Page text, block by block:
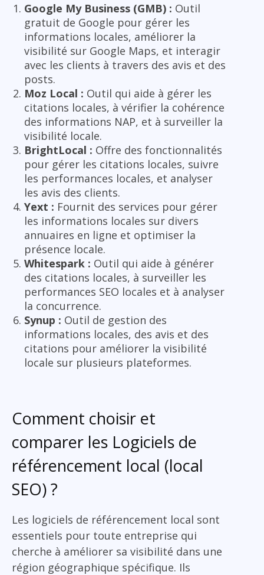
Google My Business (GMB) : Outil
gratuit de Google pour gérer les
informations locales, améliorer la
visibilité sur Google Maps, et interagir
avec les clients à travers des avis et des
posts.
Moz Local : Outil qui aide à gérer les
citations locales, à vérifier la cohérence
des informations NAP, et à surveiller la
visibilité locale.
BrightLocal : Offre des fonctionnalités
pour gérer les citations locales, suivre
les performances locales, et analyser
les avis des clients.
Yext : Fournit des services pour gérer
les informations locales sur divers
annuaires en ligne et optimiser la
présence locale.
Whitespark : Outil qui aide à générer
des citations locales, à surveiller les
performances SEO locales et à analyser
la concurrence.
Synup : Outil de gestion des
informations locales, des avis et des
citations pour améliorer la visibilité
locale sur plusieurs plateformes.
Comment choisir et
comparer les Logiciels de
référencement local (local
SEO) ?
Les logiciels de référencement local sont
essentiels pour toute entreprise qui
cherche à améliorer sa visibilité dans une
région géographique spécifique. Ils